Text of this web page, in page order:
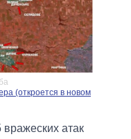
(откроется в новом
атак